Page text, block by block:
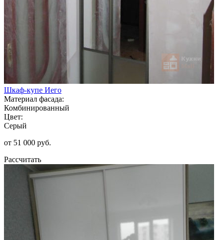
Шкаф-купе Иего
Материал фасада:
Комбинированный
Цвет:
Серый
от 51 000 руб.
Рассчитать